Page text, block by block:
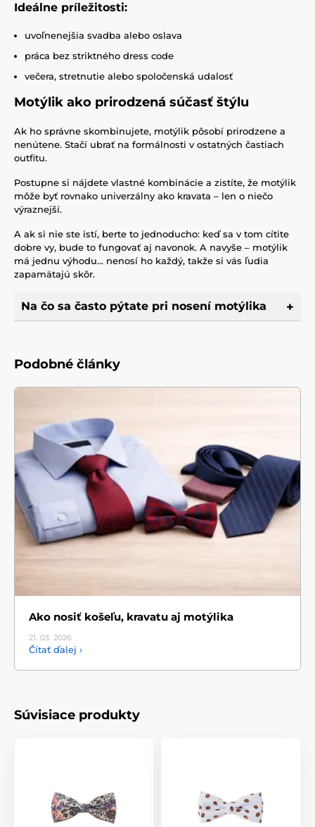
Ideálne príležitosti:
uvoľnenejšia svadba alebo oslava
práca bez striktného dress code
večera, stretnutie alebo spoločenská udalosť
Motýlik ako prirodzená súčasť štýlu
Ak ho správne skombinujete, motýlik pôsobí prirodzene a
nenútene. Stačí ubrať na formálnosti v ostatných častiach
outfitu.
Postupne si nájdete vlastné kombinácie a zistíte, že motýlik
môže byť rovnako univerzálny ako kravata – len o niečo
výraznejší.
A ak si nie ste istí, berte to jednoducho: keď sa v tom cítite
dobre vy, bude to fungovať aj navonok. A navyše – motýlik
má jednu výhodu… nenosí ho každý, takže si vás ľudia
zapamätajú skôr.
Na čo sa často pýtate pri nosení motýlika
Podobné články
Ako nosiť košeľu, kravatu aj motýlika
21. 03. 2026
Čítať ďalej ›
Súvisiace produkty